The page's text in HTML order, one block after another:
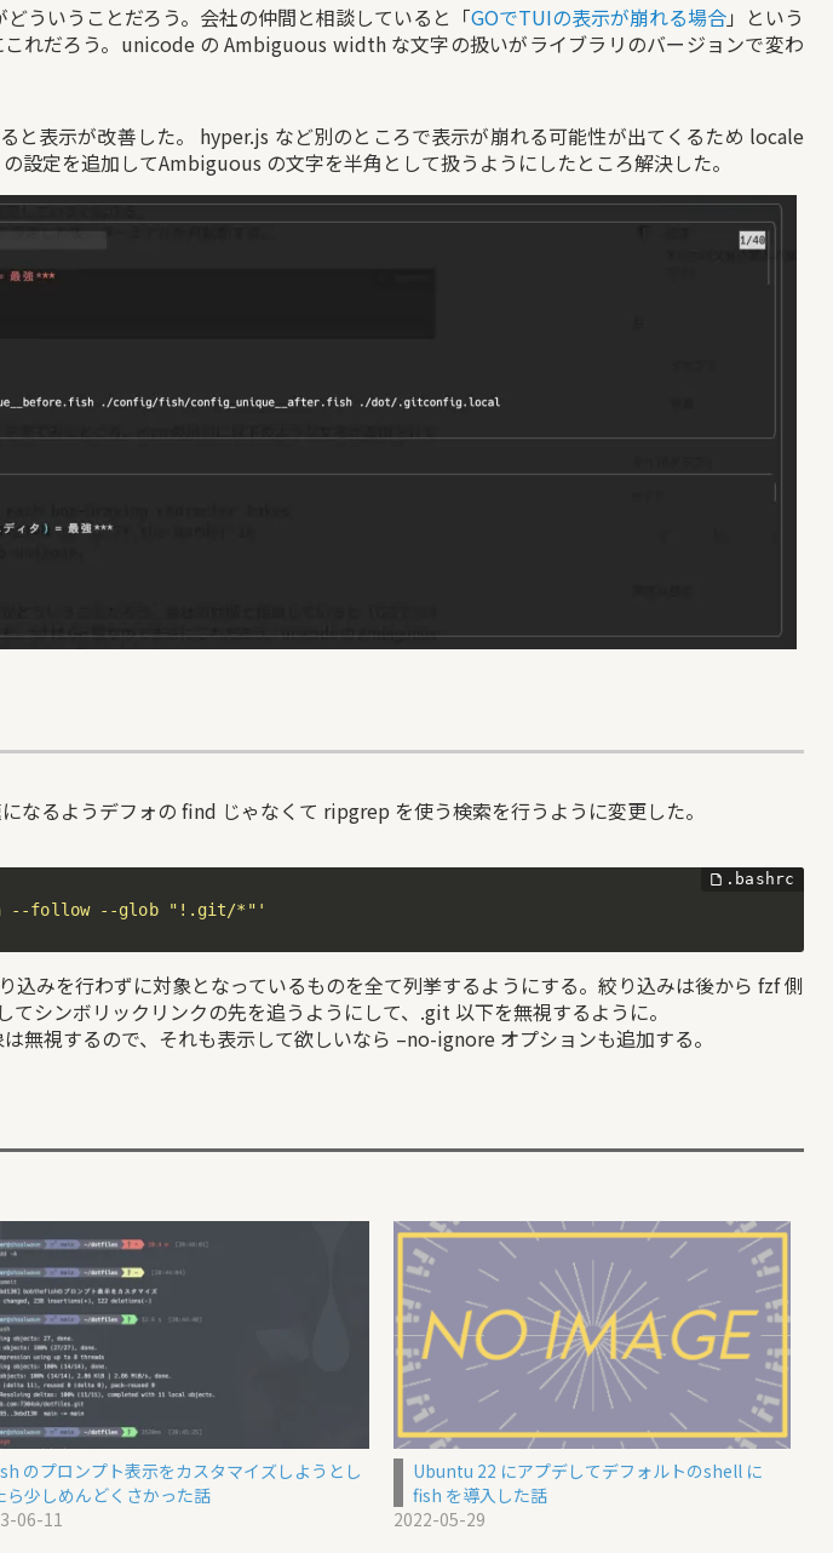
ういうことだろう。会社の仲間と相談していると「GOでTUIの表示が崩れる場合」という
れだろう。unicode の Ambiguous width な文字の扱いがライブラリのバージョンで変わ
と表示が改善した。 hyper.js など別のところで表示が崩れる可能性が出てくるため locale
の設定を追加してAmbiguous の文字を半角として扱うようにしたところ解決した。
なるようデフォの find じゃなくて ripgrep を使う検索を行うように変更した。
--follow --glob "!.git/*"'
みを行わずに対象となっているものを全て列挙するようにする。絞り込みは後から fzf 側
シンボリックリンクの先を追うようにして、.git 以下を無視するように。
視するので、それも表示して欲しいなら –no-ignore オプションも追加する。
のプロンプト表示をカスタマイズしようとし
ら少しめんどくさかった話
06-11
Ubuntu 22 にアプデしてデフォルトのshell に
fish を導入した話
2022-05-29